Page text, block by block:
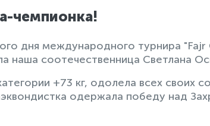
чемпионка!
дня международного турнира
наша соотечественница Светлана
+73 кг, одолела всех своих
одержала победу над